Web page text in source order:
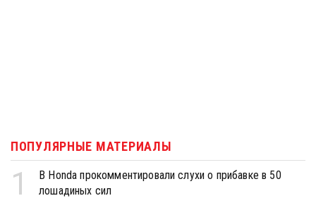
ПОПУЛЯРНЫЕ МАТЕРИАЛЫ
1
В Honda прокомментировали слухи о прибавке в 50
лошадиных сил